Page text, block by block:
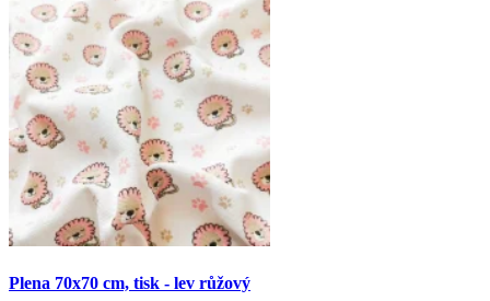
Plena 70x70 cm, tisk - lev růžový